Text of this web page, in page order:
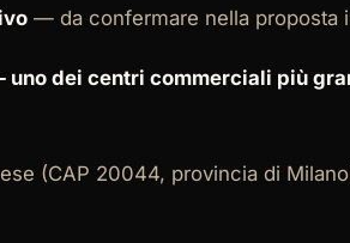
— da confermare nella proposta
uno dei centri commerciali più
(CAP 20044, provincia di